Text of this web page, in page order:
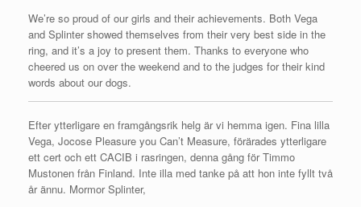
We’re so proud of our girls and their achievements. Both Vega
and Splinter showed themselves from their very best side in the
ring, and it’s a joy to present them. Thanks to everyone who
cheered us on over the weekend and to the judges for their kind
words about our dogs.
Efter ytterligare en framgångsrik helg är vi hemma igen. Fina lilla
Vega, Jocose Pleasure you Can’t Measure, förärades ytterligare
ett cert och ett CACIB i rasringen, denna gång för Timmo
Mustonen från Finland. Inte illa med tanke på att hon inte fyllt två
år ännu. Mormor Splinter,